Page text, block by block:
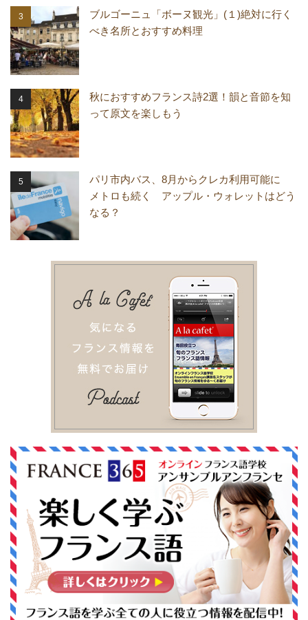
ブルゴーニュ「ボーヌ観光」(１)絶対に行く
べき名所とおすすめ料理
秋におすすめフランス詩2選！韻と音節を知
って原文を楽しもう
パリ市内バス、8月からクレカ利用可能に
メトロも続く アップル・ウォレットはどう
なる？